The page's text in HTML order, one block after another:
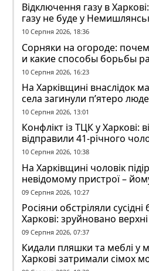
Відключення газу в
газу не буде у
10 Серпня 2026, 18:36
Сорняки на огороде:
и какие способы борьбы
всего
10 Серпня 2026, 16:23
На Харківщині внаслідок
села загинули п’ятеро
10 Серпня 2026, 13:01
Конфлікт із ТЦК у Харкові:
відправили 41-річного
10 Серпня 2026, 10:38
На Харківщині чоловік
невідомому пристрої –
руки
09 Серпня 2026, 10:27
Росіяни обстріляли
Харкові: зруйновано
заблоковані
09 Серпня 2026, 07:37
Кидали пляшки та меблі у
Харкові затримали сімох